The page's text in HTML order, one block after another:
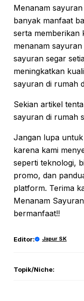
Menanam
banyak manfaat
serta memberikan
menanam
sayuran segar
meningkatkan
sayuran di rumah
Sekian artikel
sayuran di rumah
Jangan lupa
karena kami
seperti teknologi,
promo, dan
platform. Terima
Menanam
bermanfaat!!
Editor: Japur SK
Topik/Niche: